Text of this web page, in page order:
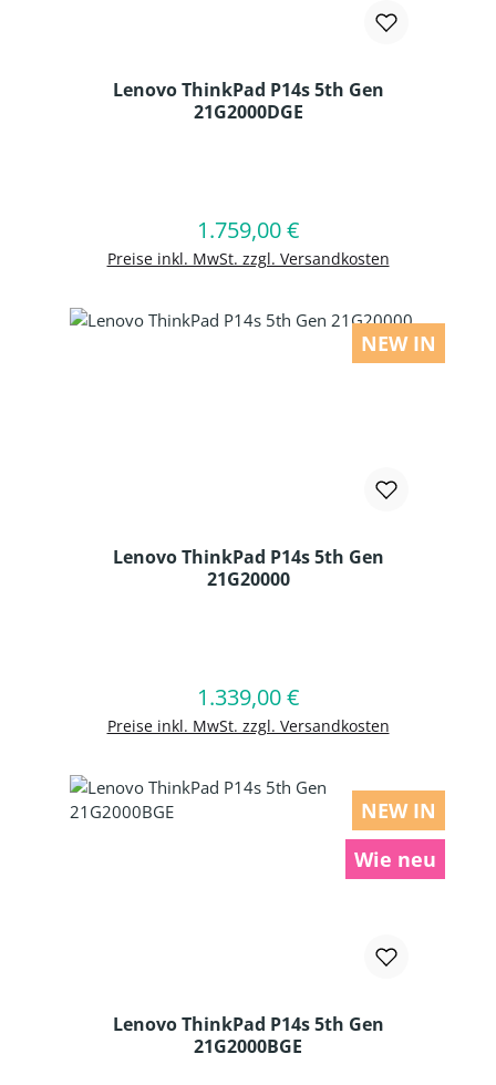
Lenovo ThinkPad P14s 5th Gen
21G2000DGE
Regulärer Preis:
1.759,00 €
Preise inkl. MwSt. zzgl. Versandkosten
In den Warenkorb
NEW IN
Lenovo ThinkPad P14s 5th Gen
21G20000
Regulärer Preis:
1.339,00 €
Preise inkl. MwSt. zzgl. Versandkosten
In den Warenkorb
NEW IN
Wie neu
Lenovo ThinkPad P14s 5th Gen
21G2000BGE